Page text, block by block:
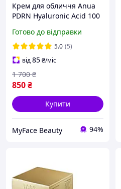
Крем для обличчя Anua
PDRN Hyaluronic Acid 100
полінуклеотидами та
гіалуроновою кислотою,
60 мл
Готово до відправки
5.0 (5)
від85₴/міс
850₴
1 700 ₴
Купити
MyFace Beauty 94%